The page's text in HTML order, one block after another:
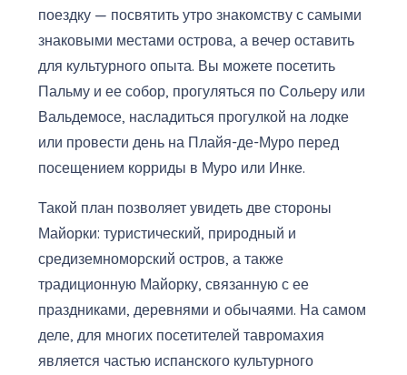
поездку — посвятить утро знакомству с самыми
знаковыми местами острова, а вечер оставить
для культурного опыта. Вы можете посетить
Пальму и ее собор, прогуляться по Сольеру или
Вальдемосе, насладиться прогулкой на лодке
или провести день на Плайя-де-Муро перед
посещением корриды в Муро или Инке.
Такой план позволяет увидеть две стороны
Майорки: туристический, природный и
средиземноморский остров, а также
традиционную Майорку, связанную с ее
праздниками, деревнями и обычаями. На самом
деле, для многих посетителей тавромахия
является частью испанского культурного